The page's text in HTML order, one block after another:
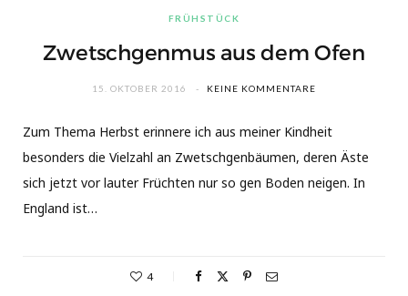
FRÜHSTÜCK
Zwetschgenmus aus dem Ofen
15. OKTOBER 2016 KEINE KOMMENTARE
Zum Thema Herbst erinnere ich aus meiner Kindheit
besonders die Vielzahl an Zwetschgenbäumen, deren Äste
sich jetzt vor lauter Früchten nur so gen Boden neigen. In
England ist…
4